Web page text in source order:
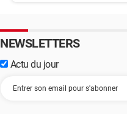
NEWSLETTERS
Actu du jour